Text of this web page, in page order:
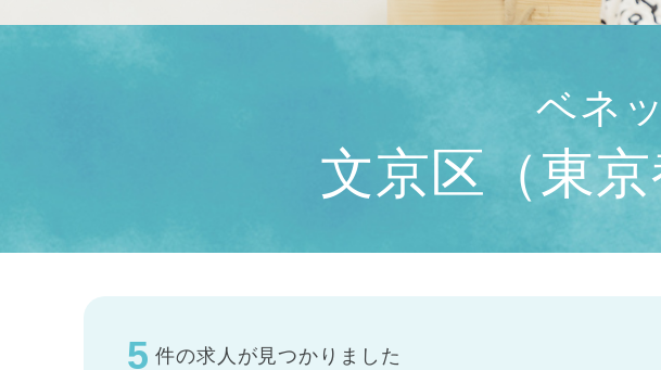
ベネ
文京区（東
5 件の求人が見つかりました